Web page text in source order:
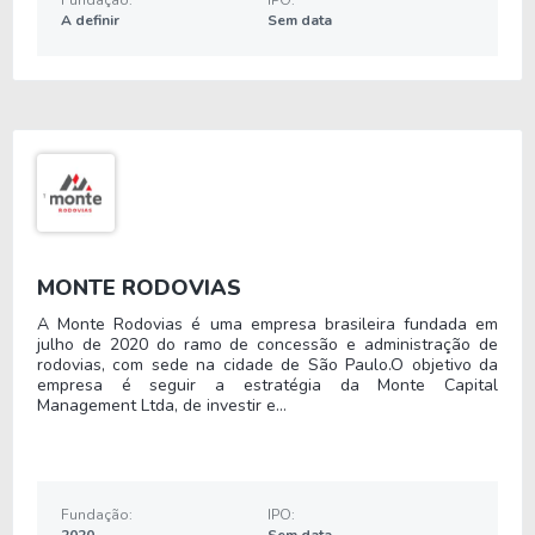
O desenvolvimento de marcas próprias e a
Ao longo dos anos 2000 e 2010, a Cimed ampliou
significativamente o portfólio de produtos,
expandindo sua atuação para vitaminas,
suplementos alimentares, higiene pessoal e
Entre os principais marcos corporativos estão a
transformação da estrutura societária para
sociedade anônima, a entrada do fundo soberano
GIC em 2025 e a reorganização administrativa
A definir
Sem data
MONTE RODOVIAS
A Monte Rodovias é uma empresa brasileira fundada em
julho de 2020 do ramo de concessão e administração de
rodovias, com sede na cidade de São Paulo.O objetivo da
empresa é seguir a estratégia da Monte Capital
Management Ltda, de investir e...
Fundação:
IPO: